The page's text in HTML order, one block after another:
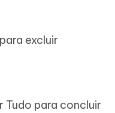
excluir
Tudo para concluir